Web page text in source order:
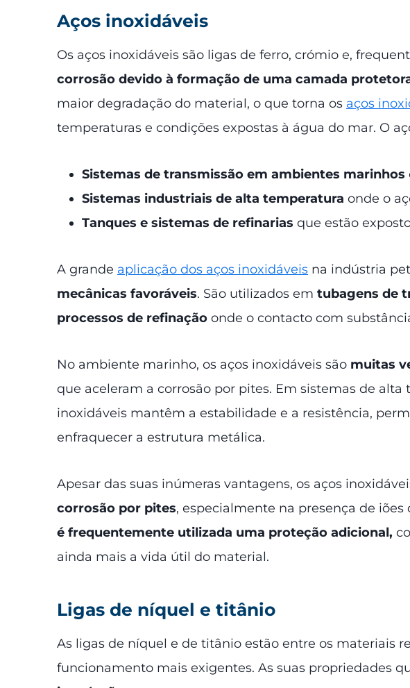
Aços inoxidáveis
Os aços inoxidáveis são ligas de ferro, crómio e,
corrosão devido à formação de uma camada
maior degradação do material, o que torna os aços
temperaturas e condições expostas à água do mar. O
Sistemas de transmissão em ambientes marinhos
Sistemas industriais de alta temperatura onde o
Tanques e sistemas de refinarias que estão
A grande aplicação dos aços inoxidáveis na indústria
mecânicas favoráveis. São utilizados em tubagens de
processos de refinação onde o contacto com
No ambiente marinho, os aços inoxidáveis são muitas
que aceleram a corrosão por pites. Em sistemas de
inoxidáveis mantêm a estabilidade e a resistência,
enfraquecer a estrutura metálica.
Apesar das suas inúmeras vantagens, os aços
corrosão por pites, especialmente na presença de
é frequentemente utilizada uma proteção adicional,
ainda mais a vida útil do material.
Ligas de níquel e titânio
As ligas de níquel e de titânio estão entre os materiais
funcionamento mais exigentes. As suas propriedades